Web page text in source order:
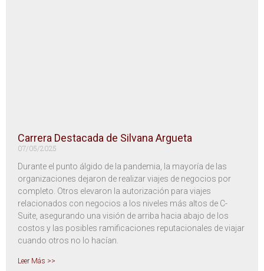
Carrera Destacada de Silvana Argueta
07/05/2025
Durante el punto álgido de la pandemia, la mayoría de las
organizaciones dejaron de realizar viajes de negocios por
completo. Otros elevaron la autorización para viajes
relacionados con negocios a los niveles más altos de C-
Suite, asegurando una visión de arriba hacia abajo de los
costos y las posibles ramificaciones reputacionales de viajar
cuando otros no lo hacían.
Leer Más >>